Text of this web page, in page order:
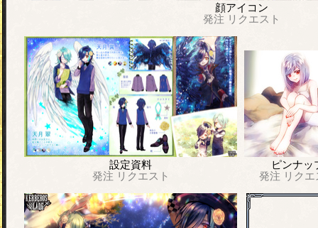
顔アイコン
発注 リクエスト
設定資料
発注 リクエスト
ピンナッ
発注 リク